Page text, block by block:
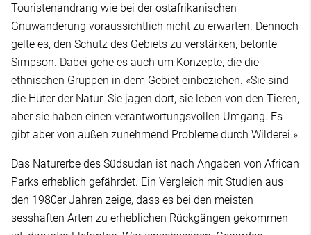
Touristenandrang wie bei der ostafrikanischen
Gnuwanderung voraussichtlich nicht zu erwarten. Dennoch
gelte es, den Schutz des Gebiets zu verstärken, betonte
Simpson. Dabei gehe es auch um Konzepte, die die
ethnischen Gruppen in dem Gebiet einbeziehen. «Sie sind
die Hüter der Natur. Sie jagen dort, sie leben von den Tieren,
aber sie haben einen verantwortungsvollen Umgang. Es
gibt aber von außen zunehmend Probleme durch Wilderei.»
Das Naturerbe des Südsudan ist nach Angaben von African
Parks erheblich gefährdet. Ein Vergleich mit Studien aus
den 1980er Jahren zeige, dass es bei den meisten
sesshaften Arten zu erheblichen Rückgängen gekommen